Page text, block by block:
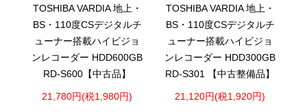
TOSHIBA VARDIA 地上・
BS・110度CSデジタルチ
ューナー搭載ハイビジョ
ンレコーダー HDD600GB
RD-S600【中古品】
21,780円(税1,980円)
TOSHIBA VARDIA 地上・
BS・110度CSデジタルチ
ューナー搭載ハイビジョ
ンレコーダー HDD300GB
RD-S301 【中古整備品】
21,120円(税1,920円)